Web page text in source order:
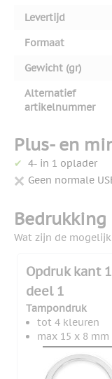
Levertijd
Formaat
Gewicht (gr)
Alternatief
artikelnummer
Plus- en
4- in 1 oplader
Geen normale
Bedrukking
Wat zijn de
Opdruk kant 1
deel 1
Tampondruk
tot 4 kleuren
max 15 x 8 mm